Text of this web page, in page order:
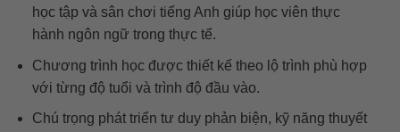
học tập và sân chơi tiếng Anh giúp học viên thực
hành ngôn ngữ trong thực tế.
Chương trình học được thiết kế theo lộ trình phù hợp
với từng độ tuổi và trình độ đầu vào.
Chú trọng phát triển tư duy phản biện, kỹ năng thuyết